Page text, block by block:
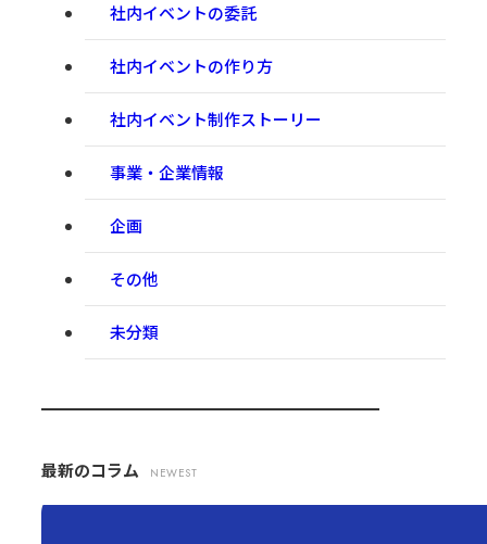
社内イベントの委託
社内イベントの作り方
社内イベント制作ストーリー
事業・企業情報
企画
その他
未分類
最新のコラム NEWEST